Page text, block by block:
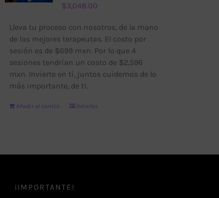
$3,048.00
Lleva tu proceso con nosotros, de la mano
de las mejores terapeutas. El costo por
sesión es de $699 mxn. Por lo que 4
sesiones tendrían un costo de $2,596
mxn. Invierte en ti, juntos cuidemos de lo
más importante, de ti.
Añadir al carrito Detalles
¡IMPORTANTE!